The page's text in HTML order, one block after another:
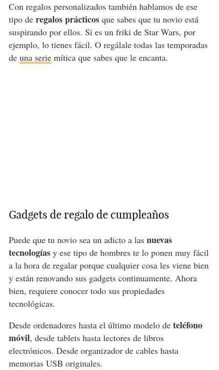
Con regalos personalizados también hablamos de ese
tipo de regalos prácticosque sabes que tu novio está
suspirando por ellos. Si es un friki de Star Wars, por
ejemplo, lo tienes fácil. O regálale todas las temporadas
de una seriemítica que sabes que le encanta.
Gadgets de regalo de cumpleaños
Puede que tu novio sea un adicto a las nuevas
tecnologíasy ese tipo de hombres te lo ponen muy fácil
a la hora de regalar porque cualquier cosa les viene bien
y están renovando sus gadgets continuamente. Ahora
bien, requiere conocer todo sus propiedades
tecnológicas.
Desde ordenadores hasta el último modelo de teléfono
móvil, desde tablets hasta lectores de libros
electrónicos. Desde organizador de cables hasta
memorias USB originales.